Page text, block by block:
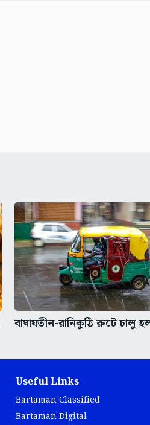
বাঘাযতীন-রানিকুঠি রুটে চালু
Useful Links
Bartaman Classified
Bartaman Digital